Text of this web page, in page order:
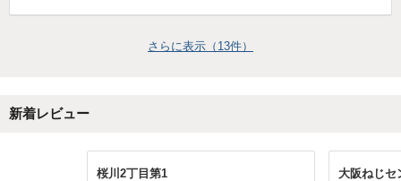
さらに表示（ 13件）
新着レビュー
桜川2丁目第1
大阪ねじセ